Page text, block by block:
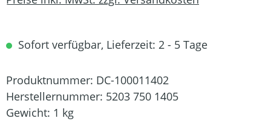
Sofort verfügbar, Lieferzeit: 2 - 5 Tage
Produktnummer: DC-100011402
Herstellernummer: 5203 750 1405
Gewicht: 1 kg